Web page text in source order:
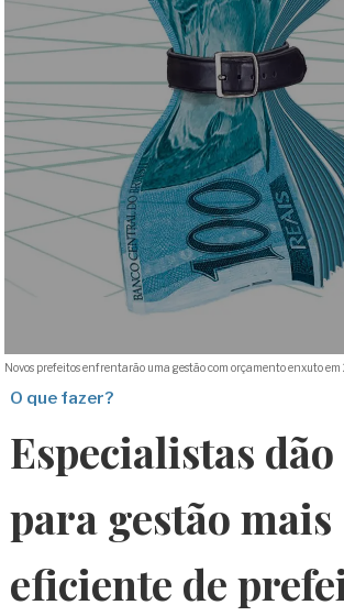
Novos prefeitos enfrentarão uma gestão com orçamento enxuto em
O que fazer?
Especialistas
para gestão mais
eficiente de